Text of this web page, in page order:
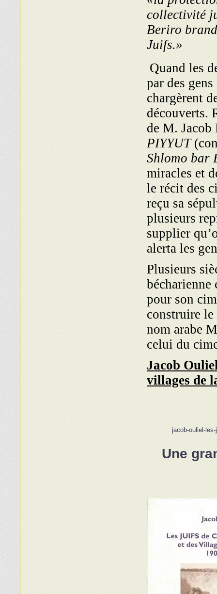
collectivité
Beriro
Juifs.»
Quand les
par des
chargèrent
découverts.
de M.
PIYYUT
Shlomo bar
miracles et
le récit des
reçu sa
plusieurs
supplier
alerta les
Plusieurs
bécharienne
pour son
construire
nom arabe
celui du
Jacob
villages de
jacob-ouliel-
Une